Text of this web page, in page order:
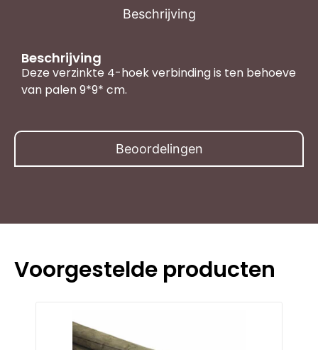
Beschrijving
Beoordelingen
Beschrijving
Deze verzinkte 4-hoek verbinding is ten behoeve
van palen 9*9* cm.
Voorgestelde producten